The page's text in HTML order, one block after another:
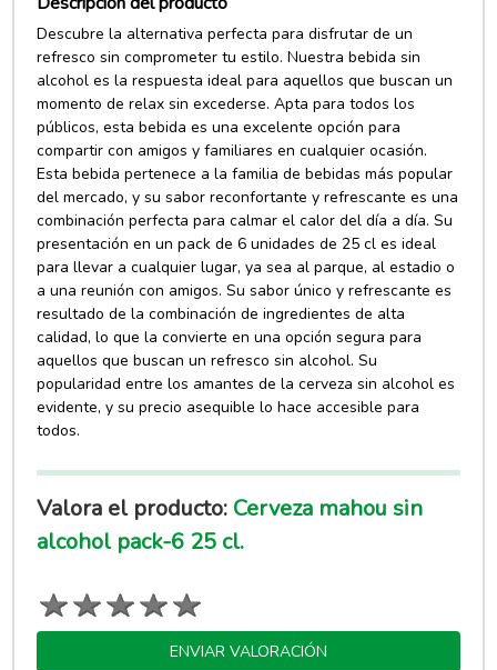
Descubre la alternativa perfecta para disfrutar de un
refresco sin comprometer tu estilo. Nuestra bebida sin
alcohol es la respuesta ideal para aquellos que buscan un
momento de relax sin excederse. Apta para todos los
públicos, esta bebida es una excelente opción para
compartir con amigos y familiares en cualquier ocasión.
Esta bebida pertenece a la familia de bebidas más popular
del mercado, y su sabor reconfortante y refrescante es una
combinación perfecta para calmar el calor del día a día. Su
presentación en un pack de 6 unidades de 25 cl es ideal
para llevar a cualquier lugar, ya sea al parque, al estadio o
a una reunión con amigos. Su sabor único y refrescante es
resultado de la combinación de ingredientes de alta
calidad, lo que la convierte en una opción segura para
aquellos que buscan un refresco sin alcohol. Su
popularidad entre los amantes de la cerveza sin alcohol es
evidente, y su precio asequible lo hace accesible para
todos.
Valora el producto: Cerveza mahou sin
alcohol pack-6 25 cl.
ENVIAR VALORACIÓN